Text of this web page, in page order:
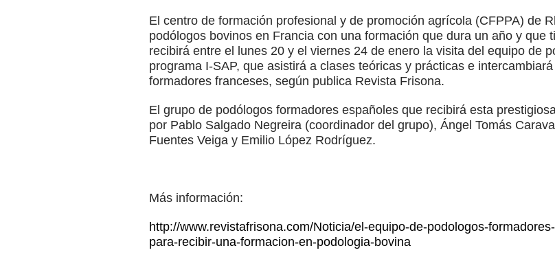
El centro de formación profesional y de promoción agrícola (CFPPA) de
podólogos bovinos en Francia con una formación que dura un año y que
recibirá entre el lunes 20 y el viernes 24 de enero la visita del equipo de
programa I-SAP, que asistirá a clases teóricas y prácticas e
formadores franceses, según publica Revista Frisona.
El grupo de podólogos formadores españoles que recibirá esta
por Pablo Salgado Negreira (coordinador del grupo), Ángel Tomás
Fuentes Veiga y Emilio López Rodríguez.
Más información:
http://www.revistafrisona.com/Noticia/el-equipo-de-podologos-
para-recibir-una-formacion-en-podologia-bovina